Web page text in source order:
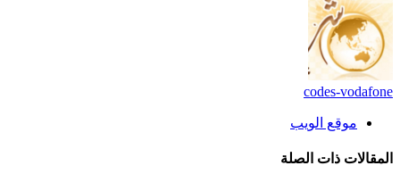
codes-vodafone
موقع الويب
المقالات ذات الصلة